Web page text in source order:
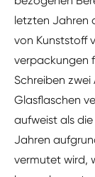
letzten Jahren
von Kunststoff
verpackungen
Schreiben zwei
Glasflaschen
aufweist als
Jahren
vermutet wird,